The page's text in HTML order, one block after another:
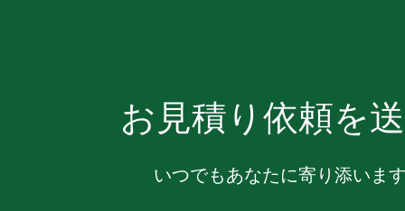
お見積り依頼を
いつでもあなたに寄り添いま